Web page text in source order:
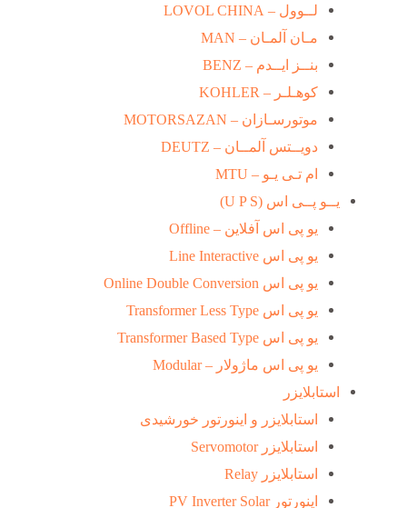
لــوول – LOVOL CHINA
مـان آلمـان – MAN
بنــز ایــدم – BENZ
کوهـلـر – KOHLER
موتورسـازان – MOTORSAZAN
دویــتس آلمــان – DEUTZ
ام تـی یـو – MTU
یــو پــی اس (U P S)
یو پی اس آفلاین – Offline
یو پی اس Line Interactive
یو پی اس Online Double Conversion
یو پی اس Transformer Less Type
یو پی اس Transformer Based Type
یو پی اس ماژولار – Modular
استابلایزر
استابلایزر و اینورتور خورشیدی
استابلایزر Servomotor
استابلایزر Relay
اینورتور PV Inverter Solar